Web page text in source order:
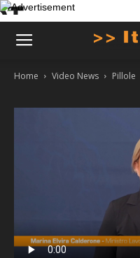
Home Video News Pillole